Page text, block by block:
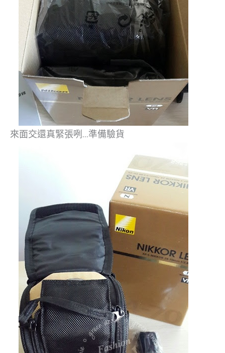
來面交還真緊張咧…準備驗貨